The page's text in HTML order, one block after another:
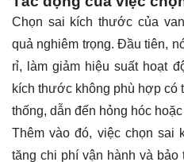
Chọn sai kích thước của
quả nghiêm trọng. Đầu tiên,
rỉ, làm giảm hiệu suất hoạt
kích thước không phù hợp có
thống, dẫn đến hỏng hóc
Thêm vào đó, việc chọn sai
tăng chi phí vận hành và bảo